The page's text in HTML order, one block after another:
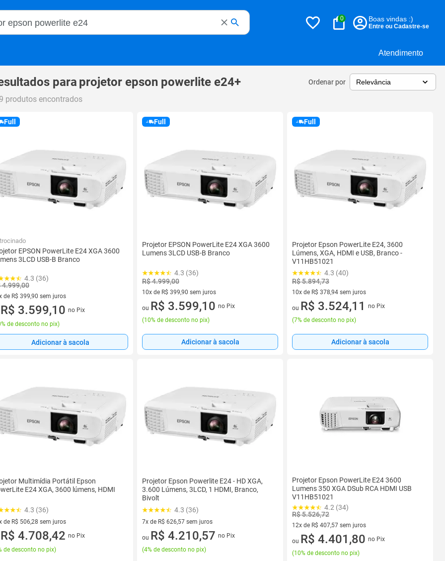
Atendimento
Magalu
0 Boas vindas :)
Entre ou Cadastre-se
para projetor epson powerlite e24+ Ordenar por
produtos encontrados
Full
EPSON PowerLite E24 XGA 3600
3LCD USB-B Branco
4.3 (36)
4.999,00
de R$ 399,90 sem juros
vez de R$ 399,90 sem juros
R$ 3.599,10 no Pix
de desconto no pix)
Adicionar à sacola
Full
Projetor EPSON PowerLite E24 XGA 3600
Lumens 3LCD USB-B Branco
4.3 (36)
R$ 4.999,00
10x de R$ 399,90 sem juros
10 vez de R$ 399,90 sem juros
ou R$ 3.599,10 no Pix
(10% de desconto no pix)
Adicionar à sacola
Full
Projetor Epson PowerLite E24, 3600
Lúmens, XGA, HDMI e USB, Branco -
V11HB51021
4.3 (40)
R$ 5.894,73
10x de R$ 378,94 sem juros
10 vez de R$ 378,94 sem juros
ou R$ 3.524,11
no Pix
(7% de desconto no pix)
Adicionar à sacola
Multimídia Portátil Epson
E24 XGA, 3600 lúmens, HDMI
4.3 (36)
de R$ 506,28 sem juros
vez de R$ 506,28 sem juros
R$ 4.708,42 no Pix
de desconto no pix)
Projetor Epson Powerlite E24 - HD XGA,
3.600 Lúmens, 3LCD, 1 HDMI, Branco,
Bivolt
4.3 (36)
7x de R$ 626,57 sem juros
7 vez de R$ 626,57 sem juros
ou R$ 4.210,57 no Pix
(4% de desconto no pix)
Projetor Epson PowerLite E24 3600
Lumens 350 XGA DSub RCA HDMI USB
V11HB51021
4.2 (34)
R$ 5.526,72
12x de R$ 407,57 sem juros
12 vez de R$ 407,57 sem juros
ou R$ 4.401,80 no Pix
(10% de desconto no pix)